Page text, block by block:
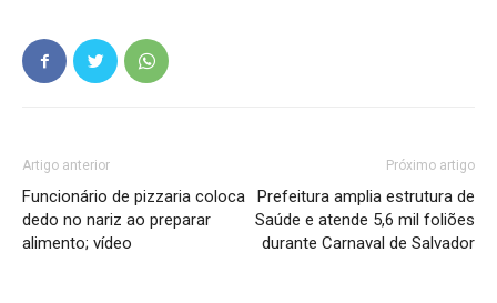
Artigo anterior
Funcionário de pizzaria coloca
dedo no nariz ao preparar
alimento; vídeo
Próximo artigo
Prefeitura amplia estrutura de
Saúde e atende 5,6 mil foliões
durante Carnaval de Salvador